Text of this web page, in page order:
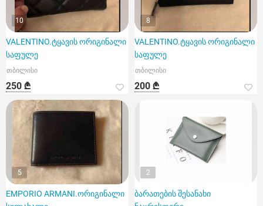
10
VALENTINO.ტყავის ორიგინალი
საფულე
თბილისი
250 ₾
8
VALENTINO.ტყავის ორიგინალი
საფულე
თბილისი
200 ₾
5
EMPORIO ARMANI.ორიგინალი
2
ბარათების შესანახი